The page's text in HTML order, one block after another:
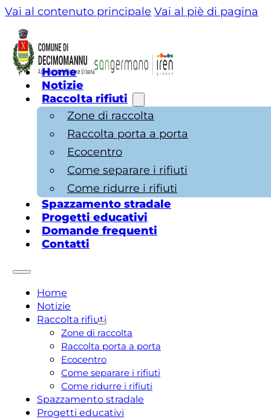
Vai al contenuto principale Vai al piè di pagina
Home
Notizie
Raccolta rifiuti
Zone di raccolta
Raccolta porta a porta
Ecocentro
Come separare i rifiuti
Come ridurre i rifiuti
Spazzamento stradale
Progetti educativi
Domande frequenti
Contatti
Home
Notizie
Raccolta rifiuti
Zone di raccolta
Raccolta porta a porta
Ecocentro
Come separare i rifiuti
Come ridurre i rifiuti
Spazzamento stradale
Progetti educativi